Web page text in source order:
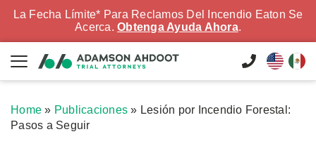
La Fecha Límite* Para Reclamos Del Incendio Eaton Se
Acerca. Obtenga Ayuda Ahora.
Home » Publicaciones » Lesión por Incendio Forestal:
Pasos a Seguir